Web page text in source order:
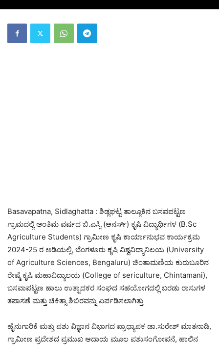
Basavapatna, Sidlaghatta : ಶಿಡ್ಲಘಟ್ಟ ತಾಲ್ಲೂಕಿನ ಬಸವಪಟ್ಟಣ
ಗ್ರಾಮದಲ್ಲಿ ಅಂತಿಮ ವರ್ಷದ ಬಿ.ಎಸ್ಸಿ (ಆನರ್ಸ್) ಕೃಷಿ ವಿದ್ಯಾರ್ಥಿಗಳ (B.Sc
Agriculture Students) ಗ್ರಾಮೀಣ ಕೃಷಿ ಕಾರ್ಯಾನುಭವ ಕಾರ್ಯಕ್ರಮ
2024-25 ರ ಅಡಿಯಲ್ಲಿ, ಬೆಂಗಳೂರು ಕೃಷಿ ವಿಶ್ವವಿದ್ಯಾನಿಲಯ (University
of Agriculture Sciences, Bengaluru) ಚಿಂತಾಮಣಿಯ ಕುರುಬೂರಿನ
ರೇಷ್ಮೆ ಕೃಷಿ ಮಹಾವಿದ್ಯಾಲಯ (College of sericulture, Chintamani),
ಬಸವಾಪಟ್ಟಣ ಹಾಲು ಉತ್ಪಾದಕರ ಸಂಘದ ಸಹಯೋಗದಲ್ಲಿ ಬರಡು ರಾಸುಗಳ
ತಪಾಸಣೆ ಮತ್ತು ಚಿಕಿತ್ಸಾ ಶಿಬಿರವನ್ನು ಏರ್ಪಡಿಸಲಾಗಿತ್ತು
ಹೈನುಗಾರಿಕೆ ಮತ್ತು ಪಶು ವಿಜ್ಞಾನ ವಿಭಾಗದ ಪ್ರಾಧ್ಯಾಪಕ ಡಾ.ಸುರೇಶ್ ಮಾತನಾಡಿ,
ಗ್ರಾಮೀಣ ಪ್ರದೇಶದ ಪ್ರಮುಖ ಆದಾಯ ಮೂಲ ಪಶುಸಂಗೋಪನೆ, ಹಾಲಿನ